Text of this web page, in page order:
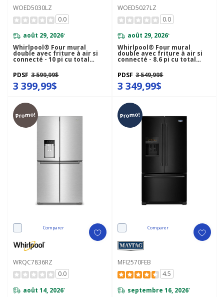
WOED5030LZ
0.0
août 29, 2026*
Whirlpool® Four mural
double avec friture à air si
connecté - 10 pi cu total
PDSF 3 599,99$
3 399,99$
WOED5027LZ
0.0
août 29, 2026*
Whirlpool® Four mural
double avec friture à air si
connecté - 8.6 pi cu total
PDSF 3 549,99$
3 349,99$
Promo!
Comparer
WRQC7836RZ
0.0
août 14, 2026*
Promo!
Comparer
MFI2570FEB
4.5
septembre 16, 2026*